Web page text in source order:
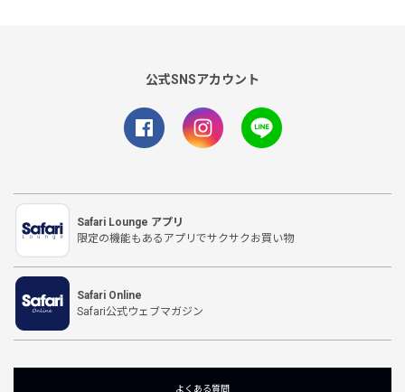
公式SNSアカウント
Safari Lounge アプリ
限定の機能もあるアプリでサクサクお買い物
Safari Online
Safari公式ウェブマガジン
よくある質問